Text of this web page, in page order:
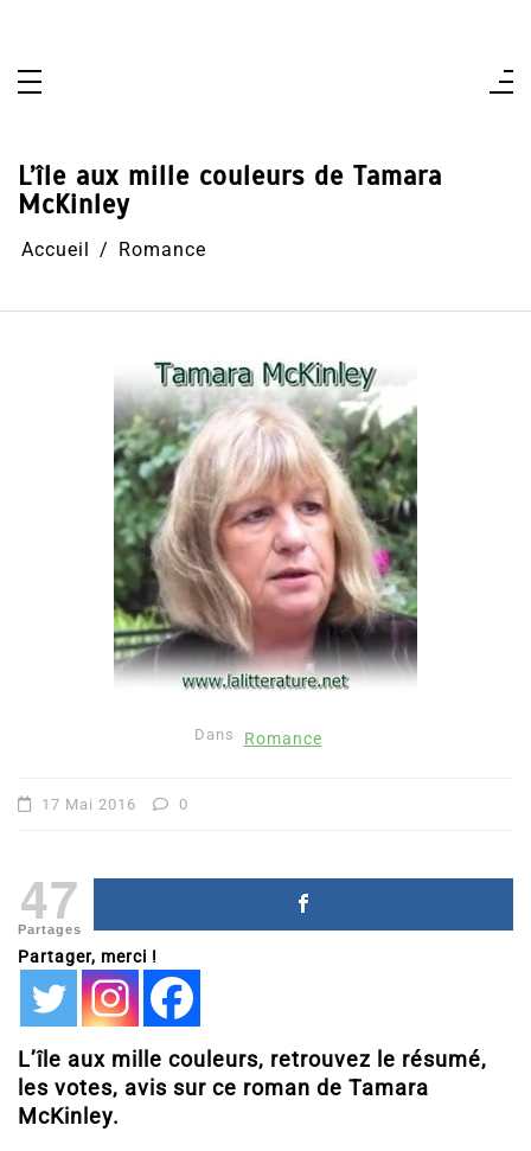
L’île aux mille couleurs de Tamara
McKinley
Accueil Romance
Dans Romance
17 Mai 2016 0
47
Partages
Partager, merci !
L’île aux mille couleurs, retrouvez le résumé,
les votes, avis sur ce roman de Tamara
McKinley.